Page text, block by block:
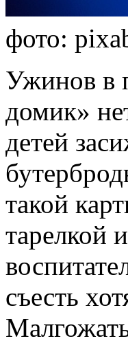
фото:
Ужинов в
домик»
детей
такой
тарелкой
съесть